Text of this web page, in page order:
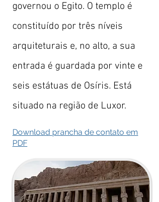
governou o Egito. O templo é
constituído por três níveis
arquiteturais e, no alto, a sua
entrada é guardada por vinte e
seis estátuas de Osíris. Está
situado na região de Luxor.
Download prancha de contato em
PDF